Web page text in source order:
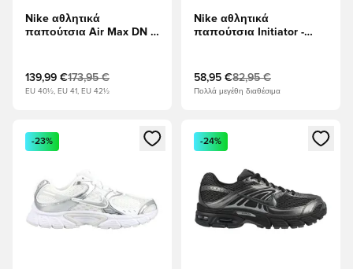
Nike αθλητικά
παπούτσια Air Max DN -
139,99 €173,95 €
EU 40½, EU 41, EU 42½
Nike αθλητικά
παπούτσια Initiator -
58,95 €82,95 €
Πολλά μεγέθη διαθέσιμα
Ανοίγει ένα Modal για να συνδεθείτε ή να εγγραφείτε ως
-23%
Ανοίγει ένα Modal για να
-24%